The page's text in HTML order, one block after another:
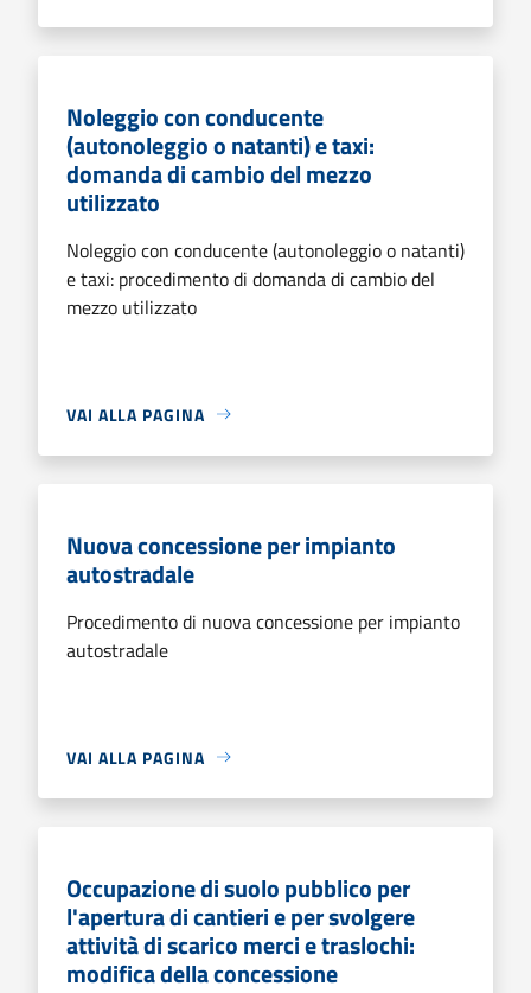
Noleggio con conducente
(autonoleggio o natanti) e taxi:
domanda di cambio del mezzo
utilizzato
Noleggio con conducente (autonoleggio o natanti)
e taxi: procedimento di domanda di cambio del
mezzo utilizzato
VAI ALLA PAGINA
Nuova concessione per impianto
autostradale
Procedimento di nuova concessione per impianto
autostradale
VAI ALLA PAGINA
Occupazione di suolo pubblico per
l'apertura di cantieri e per svolgere
attività di scarico merci e traslochi:
modifica della concessione